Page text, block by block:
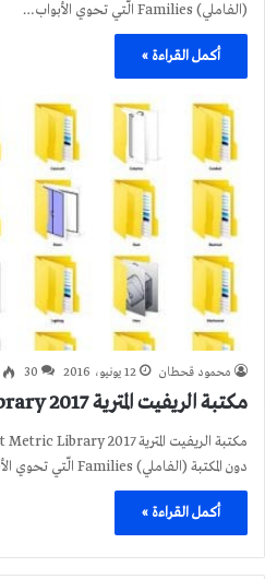
(الفاملي) Families الّتي تحوي الأبواب…
أكمل القراءة »
محمود قحطان 12 يونيو، 2016 30
مكتبة الريفيت المترية 2017 Revit Metric Library
دون المكتبة (الفاملي) Families الّتي تحوي الأبواب الجاهزة…
أكمل القراءة »